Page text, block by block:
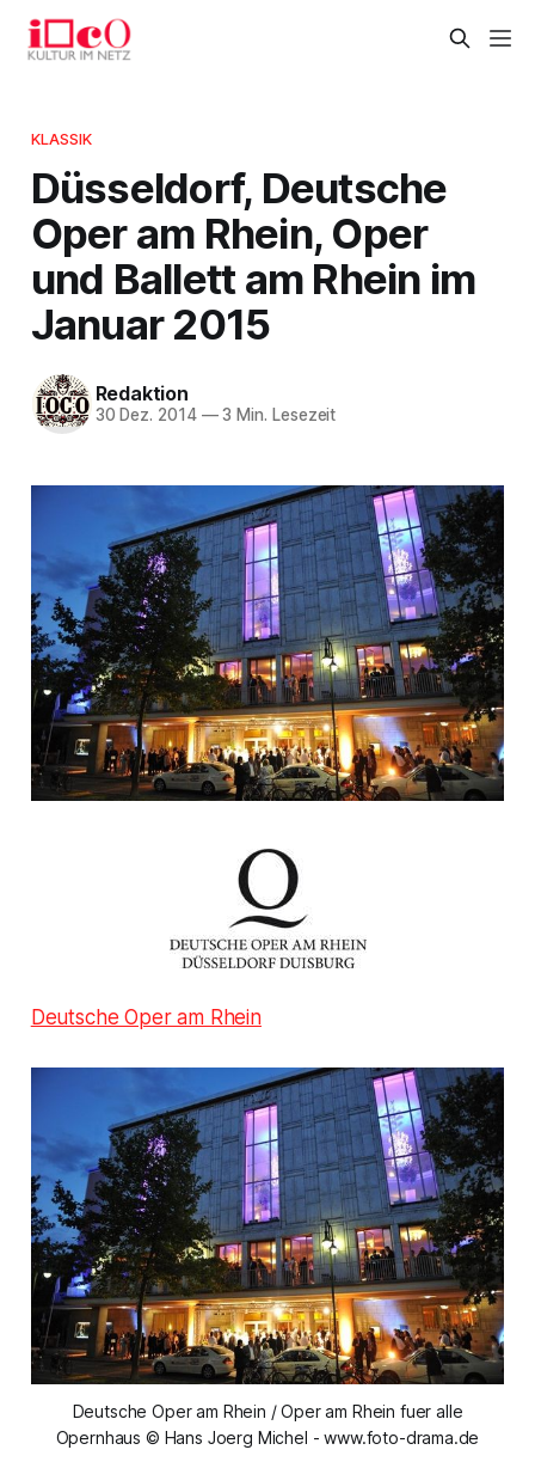
KLASSIK
Düsseldorf, Deutsche
Oper am Rhein, Oper
und Ballett am Rhein im
Januar 2015
Redaktion
30 Dez. 2014 —3 Min. Lesezeit
Deutsche Oper am Rhein
Deutsche Oper am Rhein / Oper am Rhein fuer alle
Opernhaus © Hans Joerg Michel - www.foto-drama.de